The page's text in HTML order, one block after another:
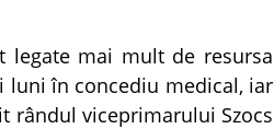
legate mai mult de resursa
luni în concediu medical, iar
rândul viceprimarului Szocs